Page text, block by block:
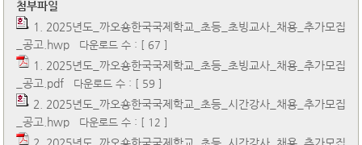
첨부파일
1. 2025년도_까오숑한국국제학교_초등_초빙교사_채용_추가모집
_공고.hwp 다운로드 수 : [ 67 ]
1. 2025년도_까오숑한국국제학교_초등_초빙교사_채용_추가모집
_공고.pdf 다운로드 수 : [ 59 ]
2. 2025년도_까오숑한국국제학교_초등_시간강사_채용_추가모집
_공고.hwp 다운로드 수 : [ 12 ]